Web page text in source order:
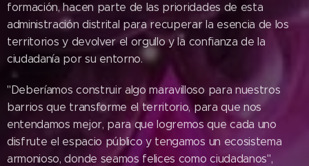
formación, hacen parte de las prioridades de esta
administración distrital para recuperar la esencia de los
territorios y devolver el orgullo y la confianza de la
ciudadanía por su entorno.
"Deberíamos construir algo maravilloso para nuestros
barrios que transforme el territorio, para que nos
entendamos mejor, para que logremos que cada uno
disfrute el espacio público y tengamos un ecosistema
armonioso, donde seamos felices como ciudadanos",